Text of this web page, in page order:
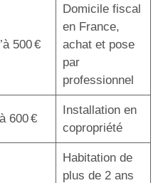
500 €
Domicile fiscal
en France,
achat et pose
par
professionnel
600 €
Installation en
copropriété
Habitation de
plus de 2 ans